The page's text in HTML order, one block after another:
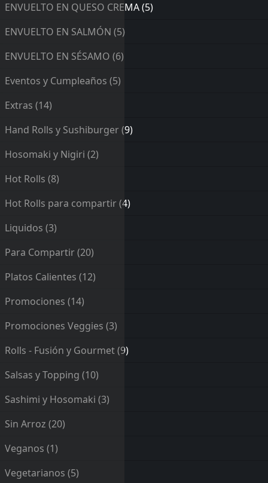
ENVUELTO EN QUESO CREMA(5)
ENVUELTO EN SALMÓN (5)
ENVUELTO EN SÉSAMO (6)
Eventos y Cumpleaños (5)
Extras (14)
Hand Rolls y Sushiburger(9)
Hosomaki y Nigiri (2)
Hot Rolls (8)
Hot Rolls para compartir(4)
Liquidos (3)
Para Compartir(20)
Platos Calientes (12)
Promociones (14)
Promociones Veggies (3)
Rolls - Fusión y Gourmet(9)
Salsas y Topping (10)
Sashimi y Hosomaki (3)
Sin Arroz (20)
Veganos (1)
Vegetarianos (5)